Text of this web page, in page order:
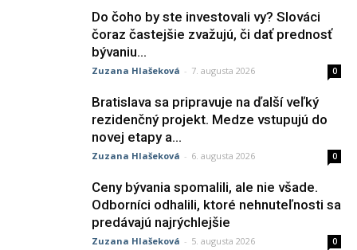
Do čoho by ste investovali vy? Slováci
čoraz častejšie zvažujú, či dať prednosť
bývaniu...
Zuzana Hlašeková - 7. augusta 2026 0
Bratislava sa pripravuje na ďalší veľký
rezidenčný projekt. Medze vstupujú do
novej etapy a...
Zuzana Hlašeková - 6. augusta 2026 0
Ceny bývania spomalili, ale nie všade.
Odborníci odhalili, ktoré nehnuteľnosti sa
predávajú najrýchlejšie
Zuzana Hlašeková - 5. augusta 2026 0